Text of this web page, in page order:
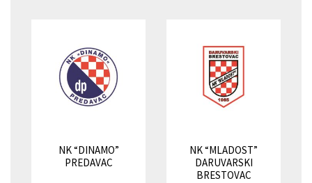
NK “DINAMO”
PREDAVAC
NK “MLADOST”
DARUVARSKI
BRESTOVAC